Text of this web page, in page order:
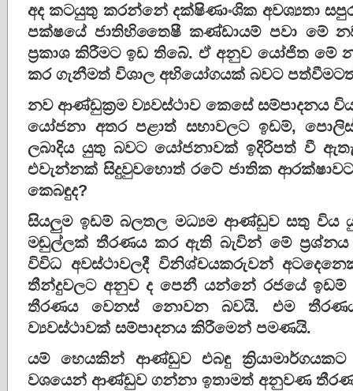
අද කටයුතු කරන්නේ දක්‌ෂිණාංශික අවශ්‍යතා
පක්‌ෂයේ ජාතිහිතෛෂී කණ්‌ඩායම් පවා මේ
ප්‍රකාශ කිරීමට ඉඩ තිබේ. ඒ අනුව යෝජිත මේ
කර ගැනීමත් විශාල අභියෝගයක්‌ බවට
නව ආණ්‌ඩුක්‍රම ව්‍යවස්‌ථාව කෙසේ සම්පාදනය
යෝජනා අතර පළාත් සභාවලට ඉඩම්,
ලබාදිය යුතු බවට යෝජනාවක්‌ ඉදිරිපත් වී
එවැන්නක්‌ සිදුවුවහොත් රටේ ජාතික
කෙබඳුද?
සියලුම ඉඩම් බලතල මධ්‍යම ආණ්‌ඩුව සතු විය
මඬුල්ලක්‌ තීරණය කර ඇති බැවින් මේ ප්‍රශ්නය
විවිධ අවස්‌ථාවලදී විනිශ්චයකරුවන්
තීන්දුවලට අනුව ද පෙනී යන්නේ රජයේ ඉඩම්
තීරණය වෙනස්‌ නොවන බවයි. එම
ව්‍යවස්‌ථාවක්‌ සම්පාදනය කිරීමෙන් පමණයි.
යම් හෙයකින් ආණ්‌ඩුව එබඳු
වශයෙන් ආණ්‌ඩුව ගන්නා ඉතාමත් අනුවණ